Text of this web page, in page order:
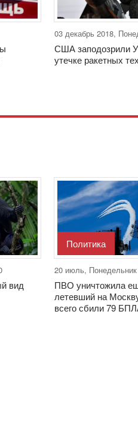
03 декабрь 2018,
США заподозрили
утечке ракетных
вид
Политика
20 июль,
ПВО уничтожила
летевший на
всего сбили 79